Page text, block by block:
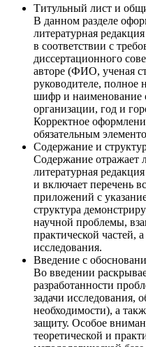
Титульный лист и
В данном разделе
литературная
в соответствии с
диссертационного
авторе (ФИО, ученая
руководителе, полное
шифр и наименование
организации, год и
Корректное
обязательным
Содержание и
Содержание отражает
литературная
и включает перечень
приложений с
структура
научной проблемы,
практической частей,
исследования.
Введение с
Во введении
разработанности
задачи исследования,
необходимости), а
защиту. Особое
теоретической и